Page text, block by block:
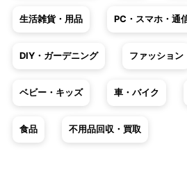
生活雑貨・用品 PC・スマホ・通
DIY・ガーデニング ファッション
ベビー・キッズ 車・バイク
食品 不用品回収・買取